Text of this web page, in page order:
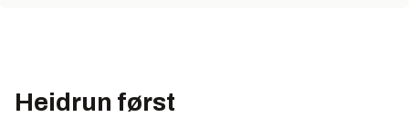
Heidrun først